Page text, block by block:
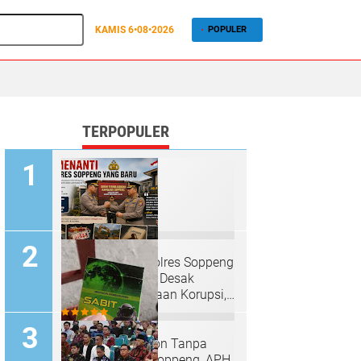
KAMIS 6•08•2026 POPULER
TERPOPULER
PR Menanti Kapolres Soppeng
yang Baru: LPKN Desak
Penuntasan Dugaan Korupsi,
Rokok Ilegal hingga Tambang
Tak Berizin
Rokok Sabit Melon Tanpa